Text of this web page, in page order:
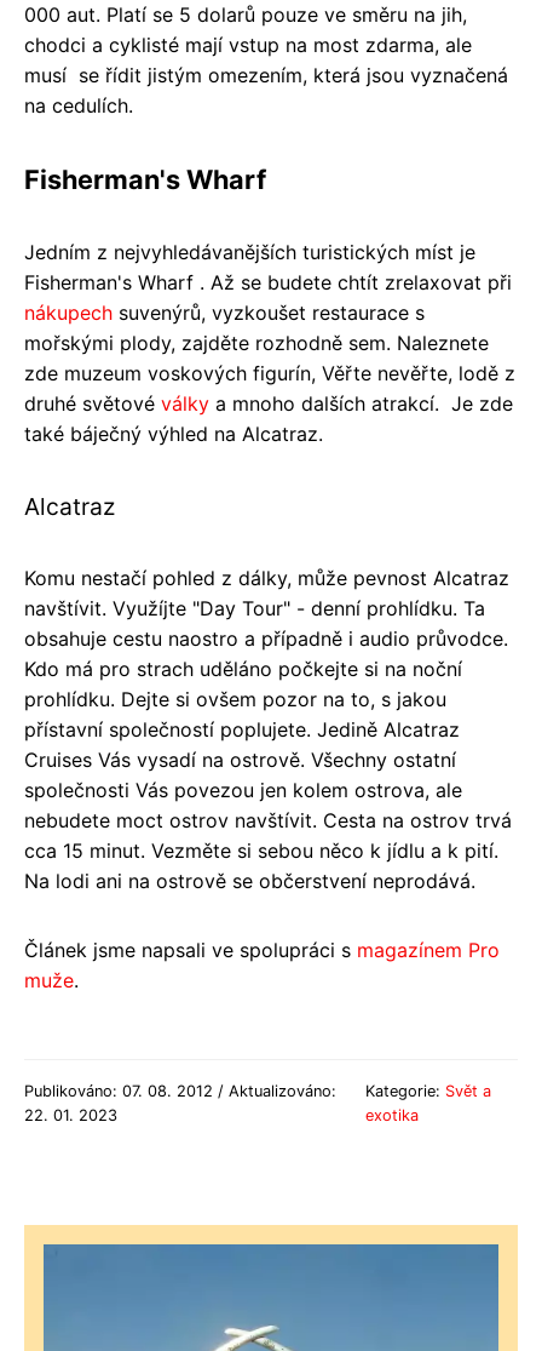
000 aut. Platí se 5 dolarů pouze ve směru na jih,
chodci a cyklisté mají vstup na most zdarma, ale
musí se řídit jistým omezením, která jsou vyznačená
na cedulích.
Fisherman's Wharf
Jedním z nejvyhledávanějších turistických míst je
Fisherman's Wharf . Až se budete chtít zrelaxovat při
nákupech suvenýrů, vyzkoušet restaurace s
mořskými plody, zajděte rozhodně sem. Naleznete
zde muzeum voskových figurín, Věřte nevěřte, lodě z
druhé světové války a mnoho dalších atrakcí. Je zde
také báječný výhled na Alcatraz.
Alcatraz
Komu nestačí pohled z dálky, může pevnost Alcatraz
navštívit. Využíjte "Day Tour" - denní prohlídku. Ta
obsahuje cestu naostro a případně i audio průvodce.
Kdo má pro strach uděláno počkejte si na noční
prohlídku. Dejte si ovšem pozor na to, s jakou
přístavní společností poplujete. Jedině Alcatraz
Cruises Vás vysadí na ostrově. Všechny ostatní
společnosti Vás povezou jen kolem ostrova, ale
nebudete moct ostrov navštívit. Cesta na ostrov trvá
cca 15 minut. Vezměte si sebou něco k jídlu a k pití.
Na lodi ani na ostrově se občerstvení neprodává.
Článek jsme napsali ve spolupráci s magazínem Pro
muže.
Publikováno: 07. 08. 2012 / Aktualizováno:
22. 01. 2023
Kategorie: Svět a
exotika